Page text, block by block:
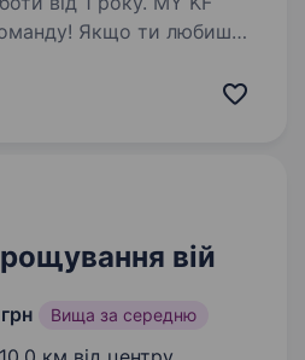
ти любиш
студії з класною
вій
Вища за середню